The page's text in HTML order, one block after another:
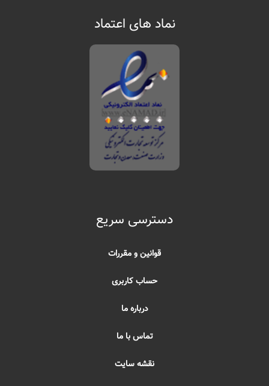
نماد های اعتماد
دسترسی سریع
قوانین و مقررات
حساب کاربری
درباره ما
تماس با ما
نقشه سایت